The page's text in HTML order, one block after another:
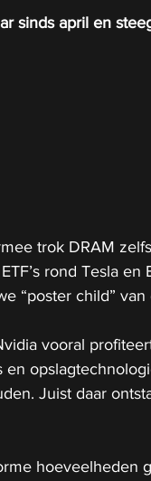
sinds april en
trok DRAM
rond Tesla
“poster child” van
vooral
Juist daar
hoeveelheden